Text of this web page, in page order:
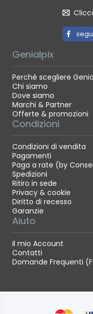
Genialpix
Perché scegliere
Chi siamo
Dove siamo
Marchi & Partner
Offerte & promozioni
Condizioni
Condizioni di vendita
Pagamenti
Paga a rate (by
Spedizioni
Ritiro in sede
Privacy & cookie
Diritto di recesso
Garanzie
Aiuto
Il mio Account
Contatti
Domande Frequenti